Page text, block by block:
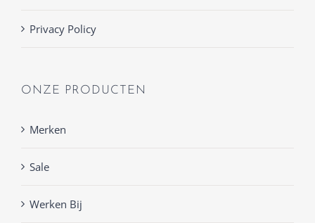
Privacy Policy
ONZE PRODUCTEN
Merken
Sale
Werken Bij